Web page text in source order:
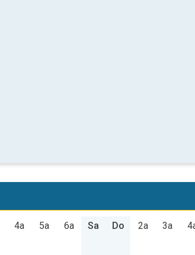
4a 5a 6a Sa Do 2a 3a